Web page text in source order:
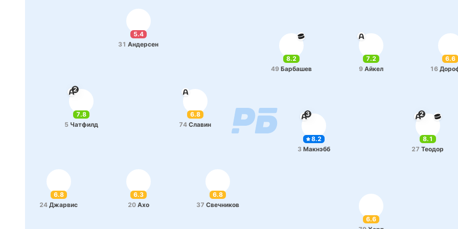
5.4
31 Анде­рсен
6.8
74 Славин
7.8
2
5 Ча­тфилд
6.8
37 Све­чни­ков
6.3
20 Ахо
6.8
24 Джа­рвис
6.6
8.1
2
27 Теодор
8.2
3
3 Ма­кнэбб
7.2
9 Айкел
8.2
49 Ба­рба­шев
6.6
16